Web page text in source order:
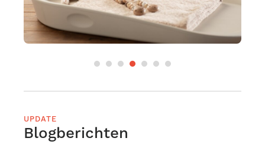
UPDATE
Blogberichten